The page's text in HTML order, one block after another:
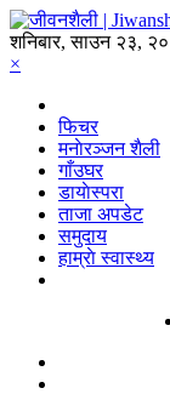
शनिबार, साउन २३,
×
फिचर
मनाेरञ्जन शैली
गाँउघर
डायाेस्परा
ताजा अपडेट
समुदाय
हाम्राे स्वास्थ्य